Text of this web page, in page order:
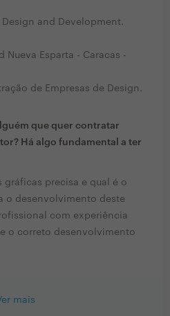
Design and Development.
Nueva Esparta - Caracas -
de Empresas de Design.
que quer contratar
Há algo fundamental a ter
gráficas precisa e qual é o
o desenvolvimento deste
com experiência
o correto desenvolvimento
mais